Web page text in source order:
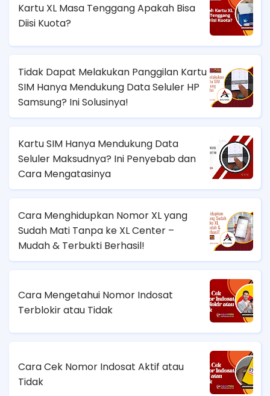
Kartu XL Masa Tenggang Apakah Bisa
Diisi Kuota?
Tidak Dapat Melakukan Panggilan Kartu
SIM Hanya Mendukung Data Seluler HP
Samsung? Ini Solusinya!
Kartu SIM Hanya Mendukung Data
Seluler Maksudnya? Ini Penyebab dan
Cara Mengatasinya
Cara Menghidupkan Nomor XL yang
Sudah Mati Tanpa ke XL Center –
Mudah & Terbukti Berhasil!
Cara Mengetahui Nomor Indosat
Terblokir atau Tidak
Cara Cek Nomor Indosat Aktif atau
Tidak